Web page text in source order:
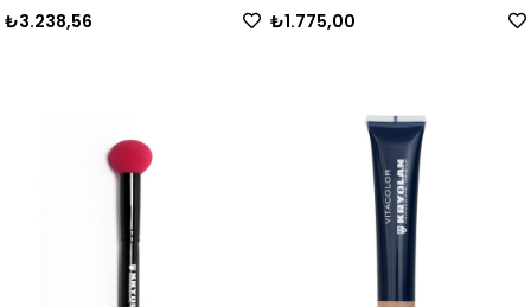
₺3.238,56 ₺1.775,00